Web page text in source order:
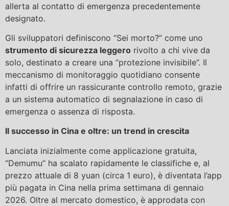
allerta al contatto di emergenza precedentemente
designato.
Gli sviluppatori definiscono “Sei morto?” come uno
strumento di sicurezza leggero rivolto a chi vive da
solo, destinato a creare una “protezione invisibile”. Il
meccanismo di monitoraggio quotidiano consente
infatti di offrire un rassicurante controllo remoto, grazie
a un sistema automatico di segnalazione in caso di
emergenza o assenza di risposta.
Il successo in Cina e oltre: un trend in crescita
Lanciata inizialmente come applicazione gratuita,
“Demumu” ha scalato rapidamente le classifiche e, al
prezzo attuale di 8 yuan (circa 1 euro), è diventata l’app
più pagata in Cina nella prima settimana di gennaio
2026. Oltre al mercato domestico, è approdata con